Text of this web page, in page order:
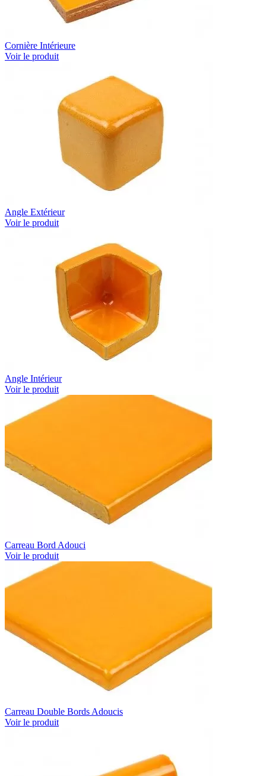
Cornière Intérieure
Voir le produit
Angle Extérieur
Voir le produit
Angle Intérieur
Voir le produit
Carreau Bord Adouci
Voir le produit
Carreau Double Bords Adoucis
Voir le produit